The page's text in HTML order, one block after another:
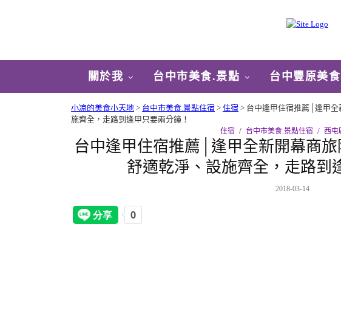
關於我 台中市美食.景點 台中豐原美
小凉的美食小天地 > 台中市美食.景點住宿 > 住宿 > 台中逢甲住宿推薦│逢甲
施齊全，走路到逢甲只要兩分鐘！
住宿 台中市美食.景點住宿 西屯
台中逢甲住宿推薦│逢甲全新開幕商
舒適乾淨、設施齊全，走路到
2018-03-14